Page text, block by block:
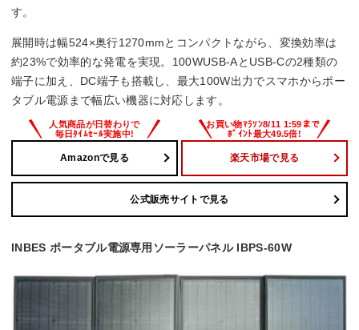
す。
展開時は幅524×奥行1270mmとコンパクトながら、変換効率は
約23%で効率的な発電を実現。100WUSB-AとUSB-Cの2種類の
端子に加え、DC端子も搭載し、最大100W出力でスマホからポー
タブル電源まで幅広い機器に対応します。
Amazonで見る 楽天市場で見る
公式販売サイトで見る
INBES ポータブル電源専用ソーラーパネル IBPS-60W